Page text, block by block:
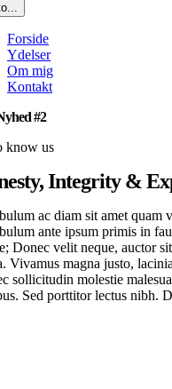
Forside
Ydelser
Om mig
Kontakt
#2
know us
Integrity &
ac diam sit amet quam
ante ipsum primis in
Donec velit neque, auctor
Vivamus magna justo,
sollicitudin molestie
Sed porttitor lectus nibh.